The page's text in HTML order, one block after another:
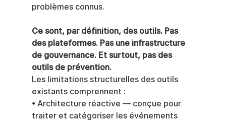
problèmes connus.
Ce sont, par définition, des outils. Pas
des plateformes. Pas une infrastructure
de gouvernance. Et surtout, pas des
outils de prévention.
Les limitations structurelles des outils
existants comprennent :
• Architecture réactive — conçue pour
traiter et catégoriser les événements